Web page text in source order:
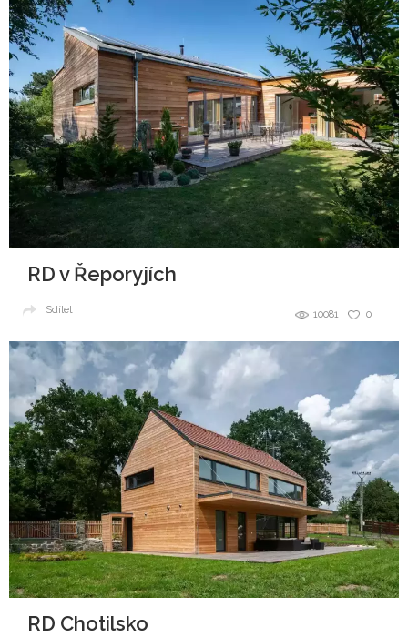
RD v Řeporyjích
0
10081
Sdílet
RD Chotilsko